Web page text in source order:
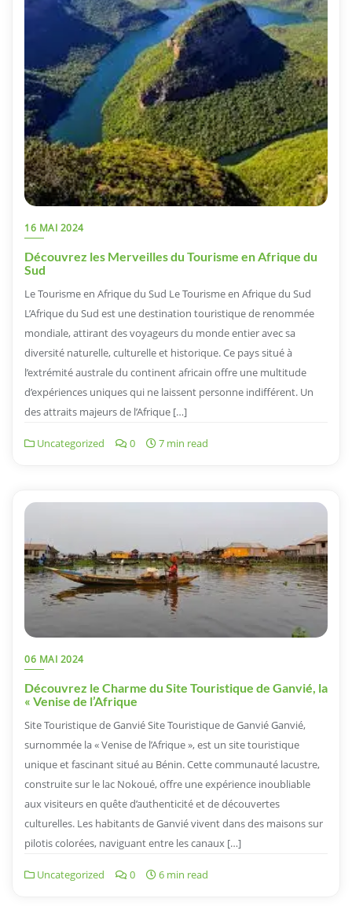
16 MAI 2024
Découvrez les Merveilles du Tourisme en Afrique du
Sud
Le Tourisme en Afrique du Sud Le Tourisme en Afrique du Sud
L’Afrique du Sud est une destination touristique de renommée
mondiale, attirant des voyageurs du monde entier avec sa
diversité naturelle, culturelle et historique. Ce pays situé à
l’extrémité australe du continent africain offre une multitude
d’expériences uniques qui ne laissent personne indifférent. Un
des attraits majeurs de l’Afrique […]
Uncategorized 0 7 min read
06 MAI 2024
Découvrez le Charme du Site Touristique de Ganvié, la
« Venise de l’Afrique
Site Touristique de Ganvié Site Touristique de Ganvié Ganvié,
surnommée la « Venise de l’Afrique », est un site touristique
unique et fascinant situé au Bénin. Cette communauté lacustre,
construite sur le lac Nokoué, offre une expérience inoubliable
aux visiteurs en quête d’authenticité et de découvertes
culturelles. Les habitants de Ganvié vivent dans des maisons sur
pilotis colorées, naviguant entre les canaux […]
Uncategorized 0 6 min read